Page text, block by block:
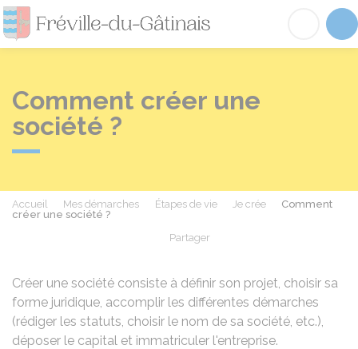
Fréville-du-
Comment créer une
société ?
Accueil Mes démarches Étapes de vie Je crée
Comment
créer une société ?
Partager
Créer une société consiste à définir son projet, choisir sa
forme juridique, accomplir les différentes démarches
(rédiger les statuts, choisir le nom de sa société, etc.),
déposer le capital et immatriculer l'entreprise.